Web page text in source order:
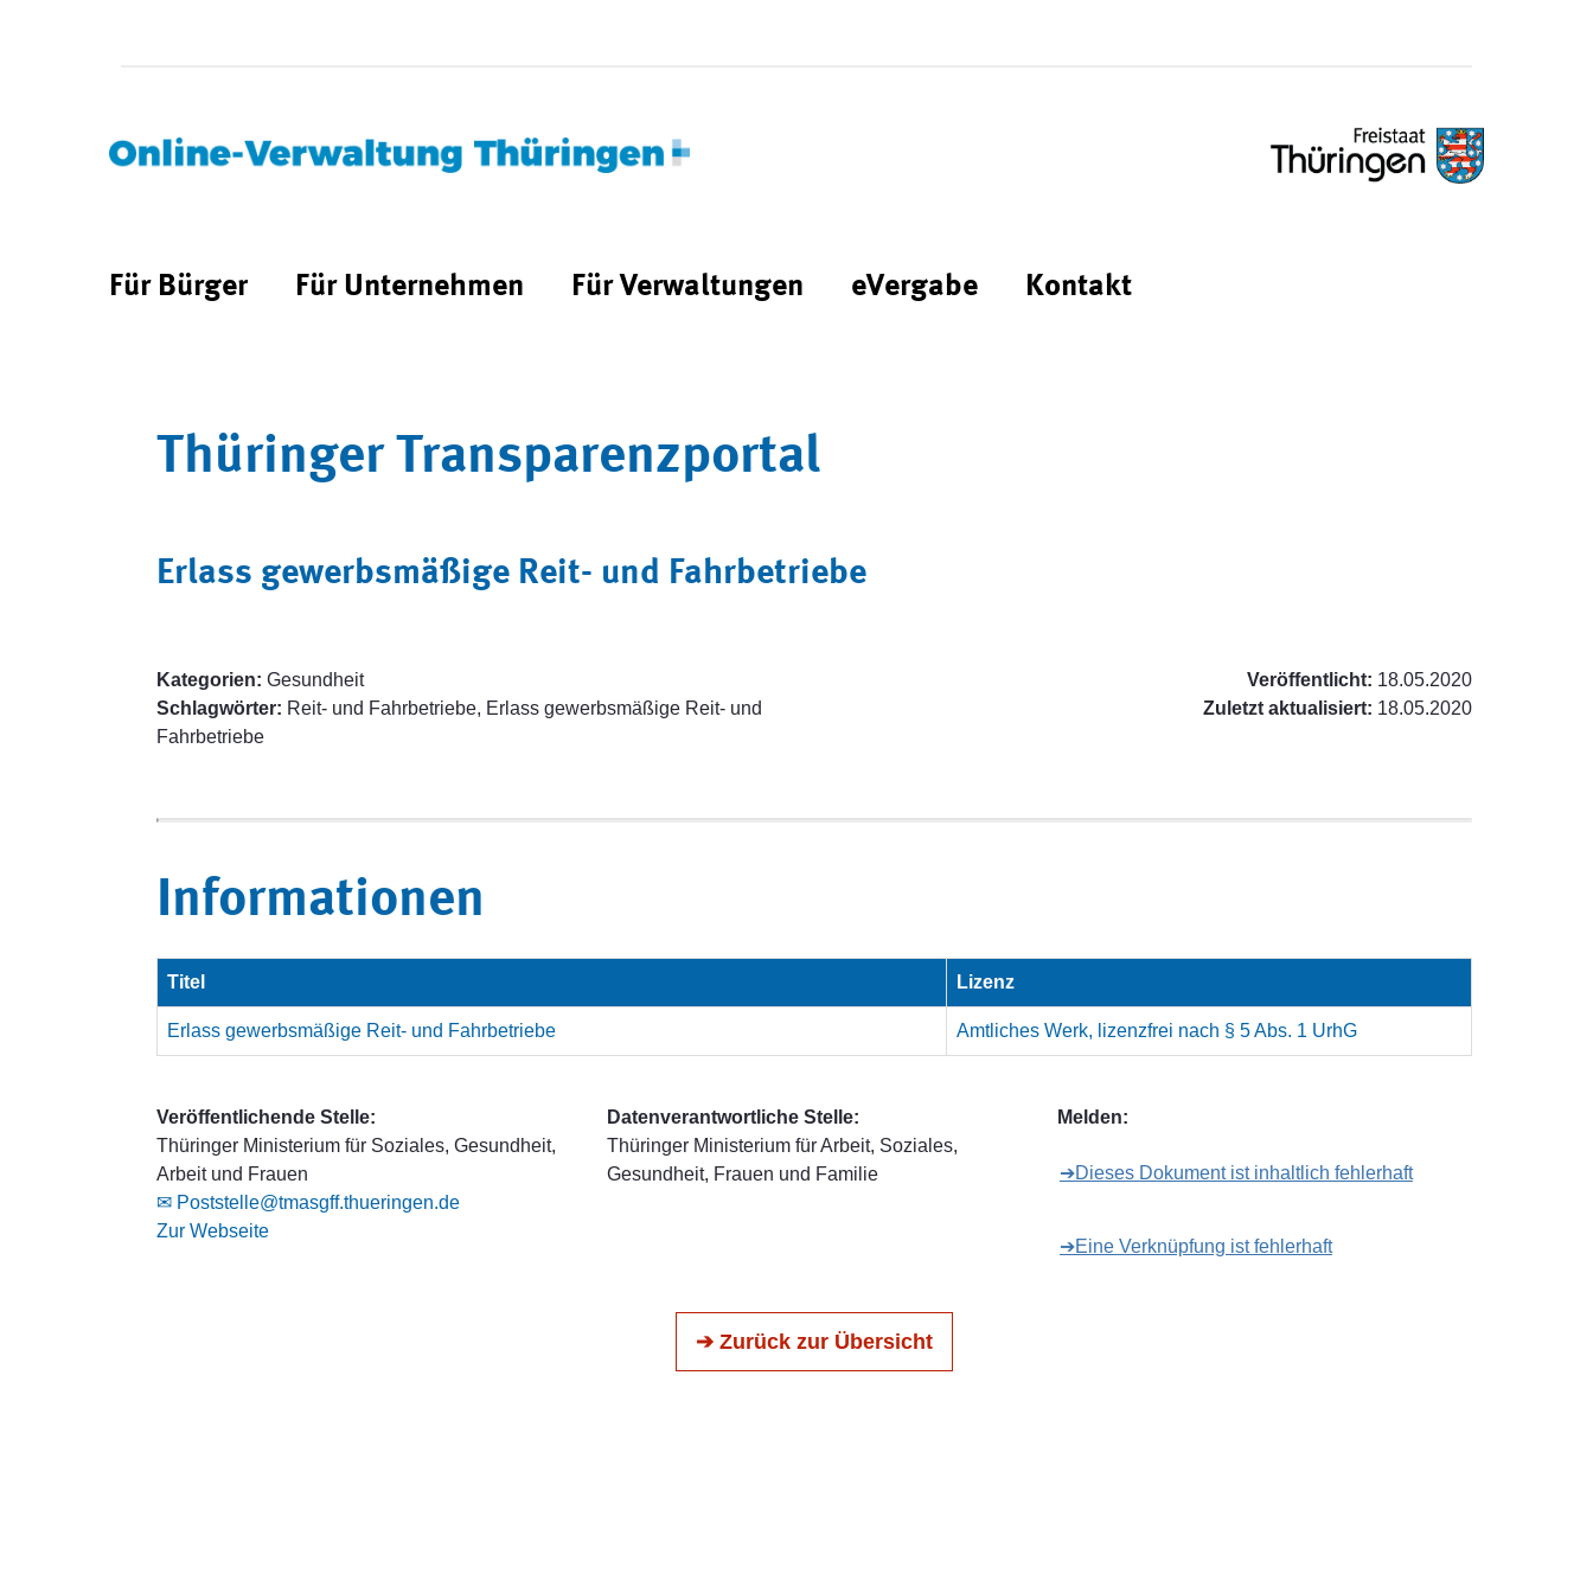
Für Bürger Für Unternehmen Für Verwaltungen eVergabe Kontakt
Thüringer Transparenzportal
Erlass gewerbsmäßige Reit- und Fahrbetriebe
Kategorien: Gesundheit
Schlagwörter: Reit- und Fahrbetriebe, Erlass gewerbsmäßige Reit- und
Fahrbetriebe
Veröffentlicht: 18.05.2020
Zuletzt aktualisiert: 18.05.2020
Informationen
Titel Lizenz
Erlass gewerbsmäßige Reit- und Fahrbetriebe Amtliches Werk, lizenzfrei nach § 5 Abs. 1 UrhG
Veröffentlichende Stelle:
Thüringer Ministerium für Soziales, Gesundheit,
Arbeit und Frauen
✉ Poststelle@tmasgff.thueringen.de
Zur Webseite
Datenverantwortliche Stelle:
Thüringer Ministerium für Arbeit, Soziales,
Gesundheit, Frauen und Familie
Melden:
➔Dieses Dokument ist inhaltlich fehlerhaft
➔Eine Verknüpfung ist fehlerhaft
➔ Zurück zur Übersicht